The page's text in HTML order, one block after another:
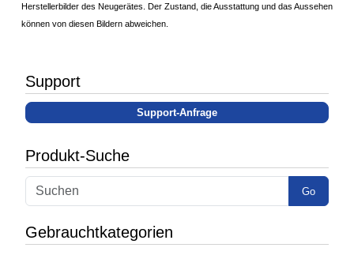
Herstellerbilder des Neugerätes. Der Zustand, die Ausstattung und das Aussehen
können von diesen Bildern abweichen.
Support
Support-Anfrage
Produkt-Suche
Go
Gebrauchtkategorien